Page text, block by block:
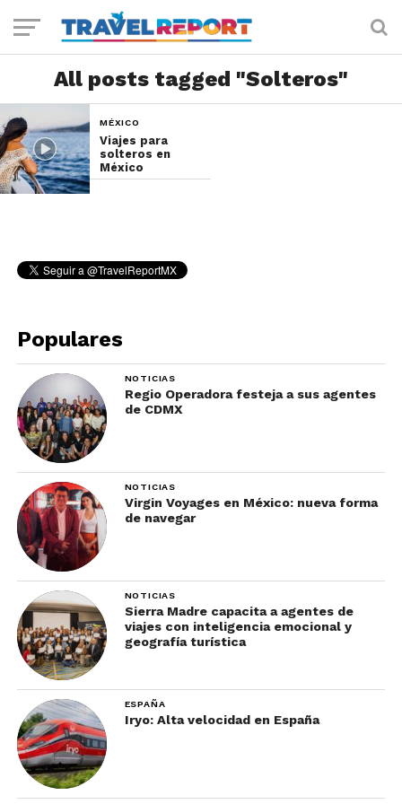
All posts tagged "Solteros"
MÉXICO
Viajes para
solteros en
México
Populares
NOTICIAS
Regio Operadora festeja a sus agentes
de CDMX
NOTICIAS
Virgin Voyages en México: nueva forma
de navegar
NOTICIAS
Sierra Madre capacita a agentes de
viajes con inteligencia emocional y
geografía turística
ESPAÑA
Iryo: Alta velocidad en España